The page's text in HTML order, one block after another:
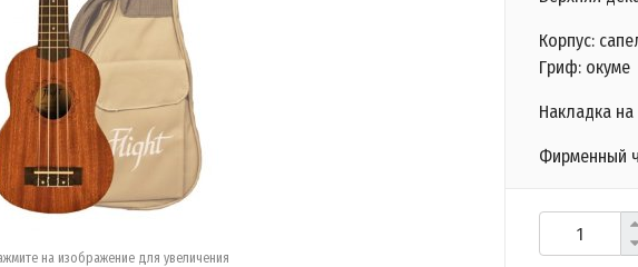
на изображение для увеличения
Корпус:
Гриф: окуме
Накладка
Фирменный